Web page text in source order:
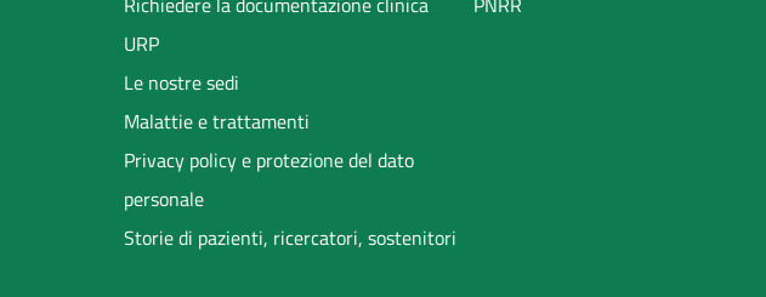
URP
Le nostre sedi
Malattie e trattamenti
Privacy policy e protezione del dato
personale
Storie di pazienti, ricercatori, sostenitori